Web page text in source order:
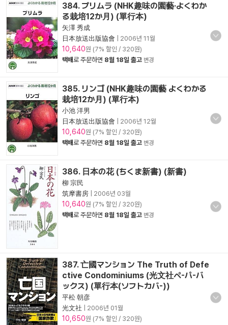
384. プリムラ (NHK趣味の園藝·よくわか
る栽培12か月) (單行本)
矢澤 秀成
日本放送出版協會
2006년 11월
10,640원 (7% 할인 / 320원)
택배로 주문하면 8월 18일 출고 변경
385. リンゴ (NHK趣味の園藝 よくわかる
栽培12か月) (單行本)
小池 洋男
日本放送出版協會
2006년 12월
10,640원 (7% 할인 / 320원)
택배로 주문하면 8월 18일 출고 변경
386. 日本の花 (ちくま新書) (新書)
柳 宗民
筑摩書房
2006년 03월
10,640원 (7% 할인 / 320원)
택배로 주문하면 8월 18일 출고 변경
387. 亡國マンション The Truth of Defe
ctive Condominiums (光文社ペ-パ-バ
ックス) (單行本(ソフトカバ-))
平松 朝彦
光文社
2006년 01월
10,650원 (7% 할인 / 320원)